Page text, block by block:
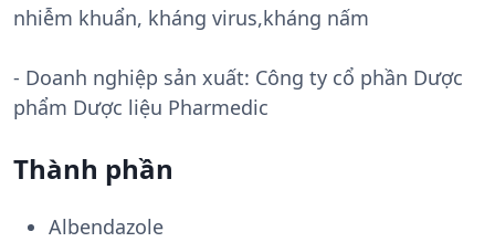
nhiễm khuẩn, kháng virus,kháng nấm
- Doanh nghiệp sản xuất: Công ty cổ phần Dược
phẩm Dược liệu Pharmedic
Thành phần
Albendazole